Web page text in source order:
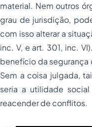
material. Nem outros
grau de jurisdição,
com isso alterar a
inc. V, e art. 301, inc.
benefício da
Sem a coisa julgada,
seria a utilidade
reacender de conflitos.